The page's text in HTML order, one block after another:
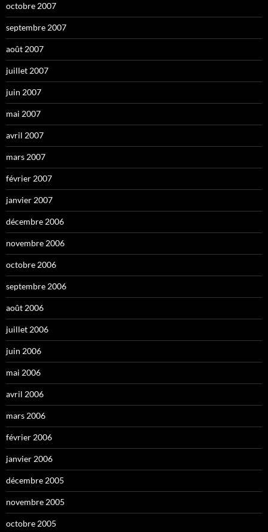
octobre 2007
septembre 2007
août 2007
juillet 2007
juin 2007
mai 2007
avril 2007
mars 2007
février 2007
janvier 2007
décembre 2006
novembre 2006
octobre 2006
septembre 2006
août 2006
juillet 2006
juin 2006
mai 2006
avril 2006
mars 2006
février 2006
janvier 2006
décembre 2005
novembre 2005
octobre 2005